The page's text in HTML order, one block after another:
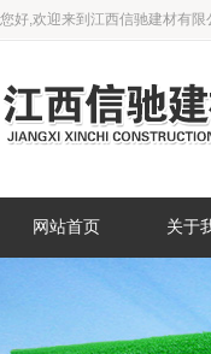
您好,欢迎来到江西信驰建材有限
网站首页 关于